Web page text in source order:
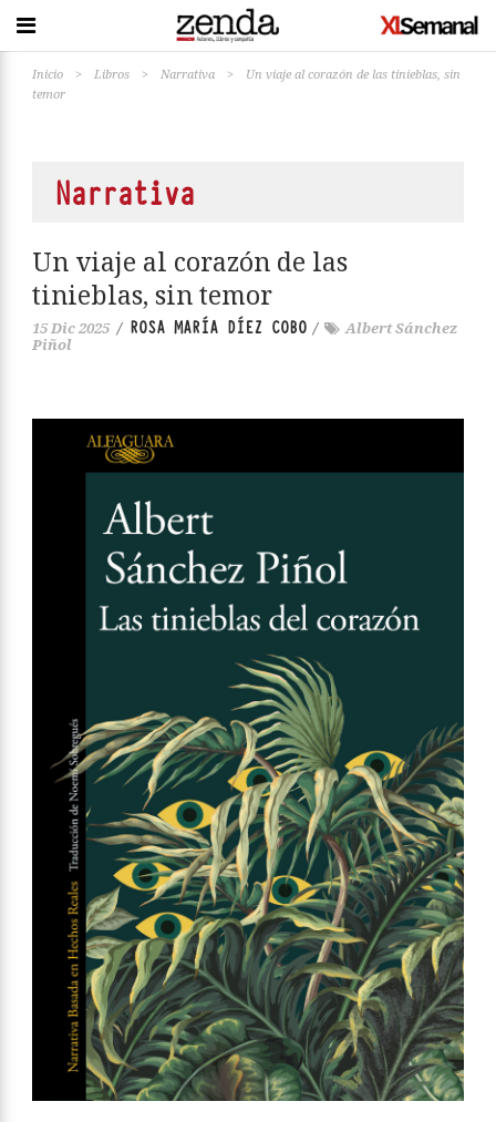
Inicio > Libros > Narrativa >
Un viaje al corazón de las tinieblas, sin
temor
Narrativa
Un viaje al corazón de las
tinieblas, sin temor
15 Dic 2025 / ROSA MARÍA DÍEZ COBO /
Albert Sánchez
Piñol